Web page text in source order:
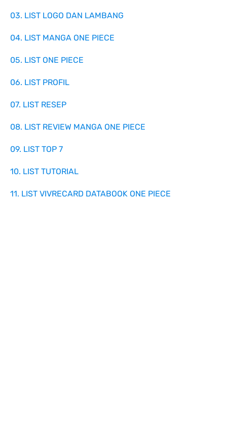
03. LIST LOGO DAN LAMBANG
04. LIST MANGA ONE PIECE
05. LIST ONE PIECE
06. LIST PROFIL
07. LIST RESEP
08. LIST REVIEW MANGA ONE PIECE
09. LIST TOP 7
10. LIST TUTORIAL
11. LIST VIVRECARD DATABOOK ONE PIECE